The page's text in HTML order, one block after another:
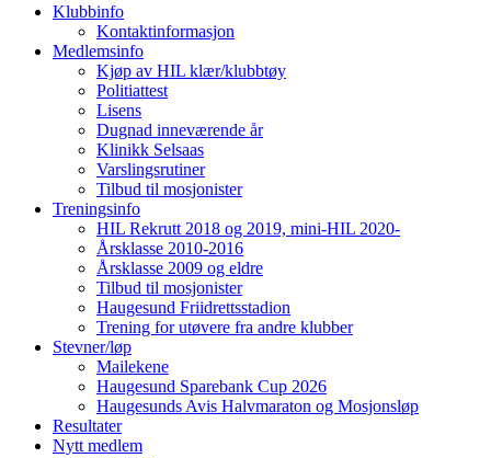
Klubbinfo
Kontaktinformasjon
Medlemsinfo
Kjøp av HIL klær/klubbtøy
Politiattest
Lisens
Dugnad inneværende år
Klinikk Selsaas
Varslingsrutiner
Tilbud til mosjonister
Treningsinfo
HIL Rekrutt 2018 og 2019, mini-HIL 2020-
Årsklasse 2010-2016
Årsklasse 2009 og eldre
Tilbud til mosjonister
Haugesund Friidrettsstadion
Trening for utøvere fra andre klubber
Stevner/løp
Mailekene
Haugesund Sparebank Cup 2026
Haugesunds Avis Halvmaraton og Mosjonsløp
Resultater
Nytt medlem